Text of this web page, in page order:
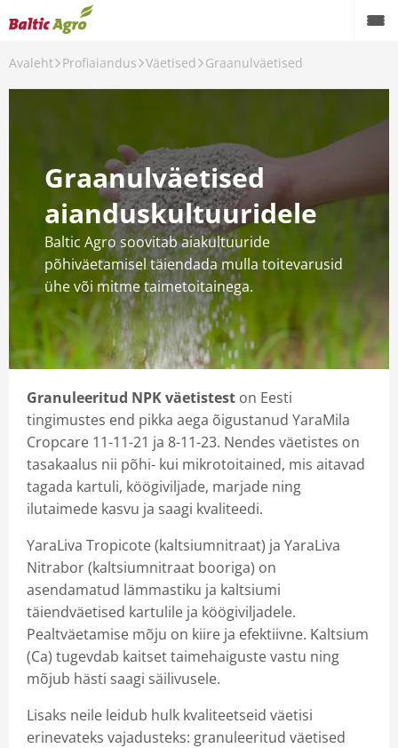
Avaleht Profiaiandus Väetised Graanulväetised
Graanulväetised
aianduskultuuridele
Baltic Agro soovitab aiakultuuride
põhiväetamisel täiendada mulla toitevarusid
ühe või mitme taimetoitainega.
Granuleeritud NPK väetistest on Eesti
tingimustes end pikka aega õigustanud YaraMila
Cropcare 11-11-21 ja 8-11-23. Nendes väetistes on
tasakaalus nii põhi- kui mikrotoitained, mis aitavad
tagada kartuli, köögiviljade, marjade ning
ilutaimede kasvu ja saagi kvaliteedi.
YaraLiva Tropicote (kaltsiumnitraat) ja YaraLiva
Nitrabor (kaltsiumnitraat booriga) on
asendamatud lämmastiku ja kaltsiumi
täiendväetised kartulile ja köögiviljadele.
Pealtväetamise mõju on kiire ja efektiivne. Kaltsium
(Ca) tugevdab kaitset taimehaiguste vastu ning
mõjub hästi saagi säilivusele.
Lisaks neile leidub hulk kvaliteetseid väetisi
erinevateks vajadusteks: granuleeritud väetised
ja noortaimed
e-poes